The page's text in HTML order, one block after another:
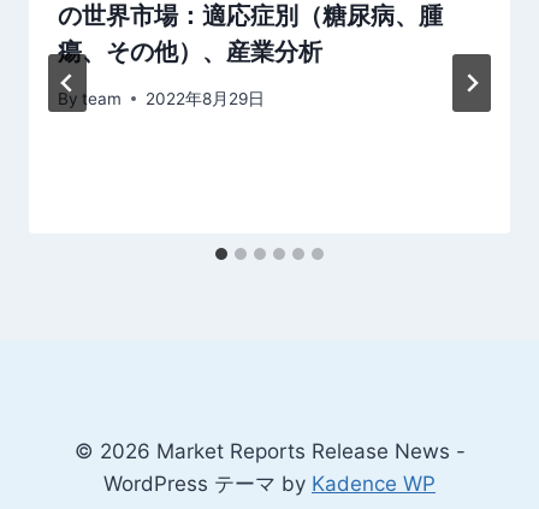
の世界市場：適応症別（糖尿病、腫
瘍、その他）、産業分析
By team 2022年8月29日
© 2026 Market Reports Release News -
WordPress テーマ by Kadence WP